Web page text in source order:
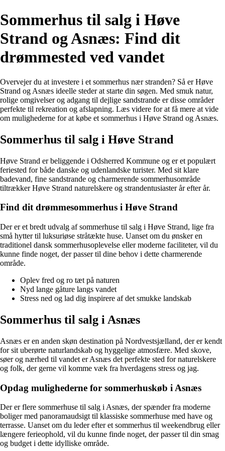
Sommerhus til salg i Høve
Strand og Asnæs: Find dit
drømmested ved vandet
Overvejer du at investere i et sommerhus nær stranden? Så er Høve
Strand og Asnæs ideelle steder at starte din søgen. Med smuk natur,
rolige omgivelser og adgang til dejlige sandstrande er disse områder
perfekte til rekreation og afslapning. Læs videre for at få mere at vide
om mulighederne for at købe et sommerhus i Høve Strand og Asnæs.
Sommerhus til salg i Høve Strand
Høve Strand er beliggende i Odsherred Kommune og er et populært
feriested for både danske og udenlandske turister. Med sit klare
badevand, fine sandstrande og charmerende sommerhusområde
tiltrækker Høve Strand naturelskere og strandentusiaster år efter år.
Find dit drømmesommerhus i Høve Strand
Der er et bredt udvalg af sommerhuse til salg i Høve Strand, lige fra
små hytter til luksuriøse stråtækte huse. Uanset om du ønsker en
traditionel dansk sommerhusoplevelse eller moderne faciliteter, vil du
kunne finde noget, der passer til dine behov i dette charmerende
område.
Oplev fred og ro tæt på naturen
Nyd lange gåture langs vandet
Stress ned og lad dig inspirere af det smukke landskab
Sommerhus til salg i Asnæs
Asnæs er en anden skøn destination på Nordvestsjælland, der er kendt
for sit uberørte naturlandskab og hyggelige atmosfære. Med skove,
søer og nærhed til vandet er Asnæs det perfekte sted for naturelskere
og folk, der gerne vil komme væk fra hverdagens stress og jag.
Opdag mulighederne for sommerhuskøb i Asnæs
Der er flere sommerhuse til salg i Asnæs, der spænder fra moderne
boliger med panoramaudsigt til klassiske sommerhuse med have og
terrasse. Uanset om du leder efter et sommerhus til weekendbrug eller
længere ferieophold, vil du kunne finde noget, der passer til din smag
og budget i dette idylliske område.